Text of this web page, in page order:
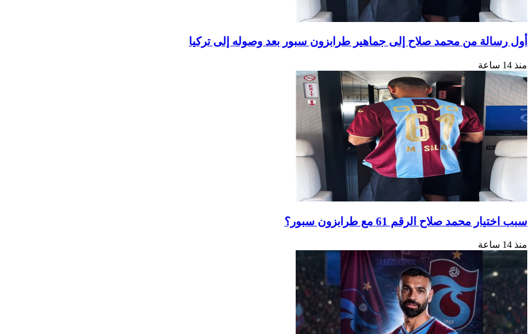
أول رسالة من محمد صلاح إلى جماهير طرابزون سبور بعد وصوله إلى تركيا
منذ 14 ساعة
سبب اختيار محمد صلاح الرقم 61 مع طرابزون سبور؟
منذ 14 ساعة